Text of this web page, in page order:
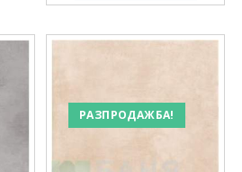
РАЗПРОДАЖБА!